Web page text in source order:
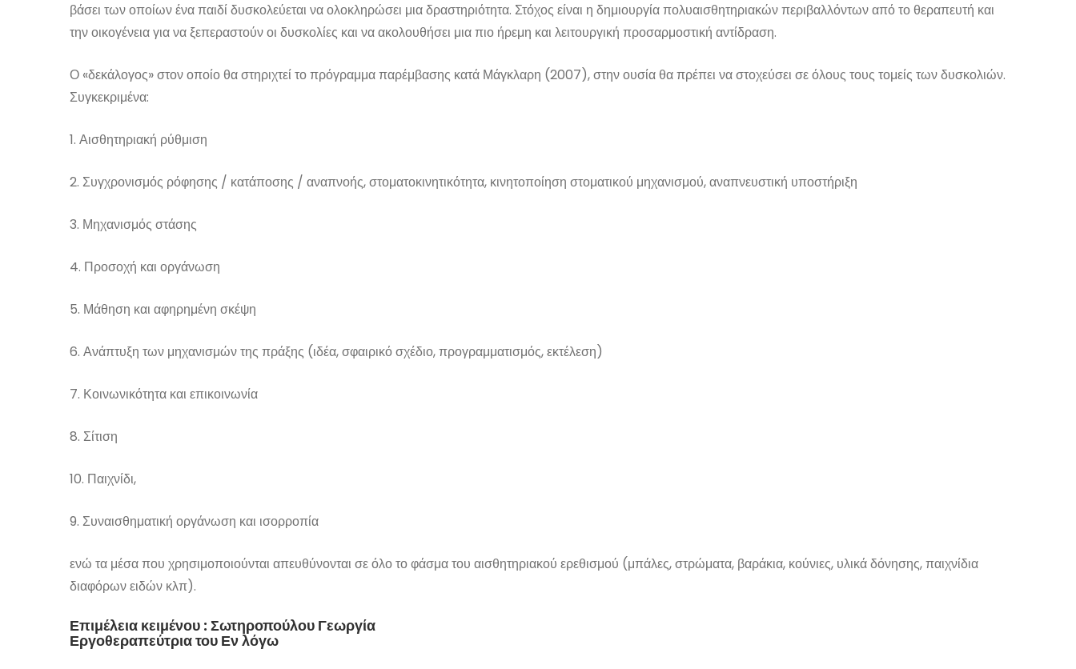
βάσει των οποίων ένα παιδί δυσκολεύεται να ολοκληρώσει μια δραστηριότητα. Στόχος είναι η δημιουργία πολυαισθητηριακών περιβαλλόντων από το θεραπευτή και
την οικογένεια για να ξεπεραστούν οι δυσκολίες και να ακολουθήσει μια πιο ήρεμη και λειτουργική προσαρμοστική αντίδραση.
Ο «δεκάλογος» στον οποίο θα στηριχτεί το πρόγραμμα παρέμβασης κατά Μάγκλαρη (2007), στην ουσία θα πρέπει να στοχεύσει σε όλους τους τομείς των δυσκολιών.
Συγκεκριμένα:
1. Αισθητηριακή ρύθμιση
2. Συγχρονισμός ρόφησης / κατάποσης / αναπνοής, στοματοκινητικότητα, κινητοποίηση στοματικού μηχανισμού, αναπνευστική υποστήριξη
3. Μηχανισμός στάσης
4. Προσοχή και οργάνωση
5. Μάθηση και αφηρημένη σκέψη
6. Ανάπτυξη των μηχανισμών της πράξης (ιδέα, σφαιρικό σχέδιο, προγραμματισμός, εκτέλεση)
7. Κοινωνικότητα και επικοινωνία
8. Σίτιση
10. Παιχνίδι,
9. Συναισθηματική οργάνωση και ισορροπία
ενώ τα μέσα που χρησιμοποιούνται απευθύνονται σε όλο το φάσμα του αισθητηριακού ερεθισμού (μπάλες, στρώματα, βαράκια, κούνιες, υλικά δόνησης, παιχνίδια
διαφόρων ειδών κλπ).
Επιμέλεια κειμένου : Σωτηροπούλου Γεωργία
Εργοθεραπεύτρια του Εν λόγω